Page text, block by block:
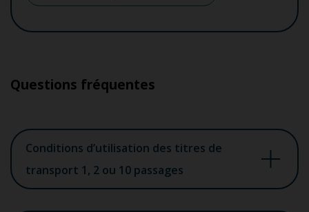
Questions fréquentes
Conditions d’utilisation des titres de
transport 1, 2 ou 10 passages